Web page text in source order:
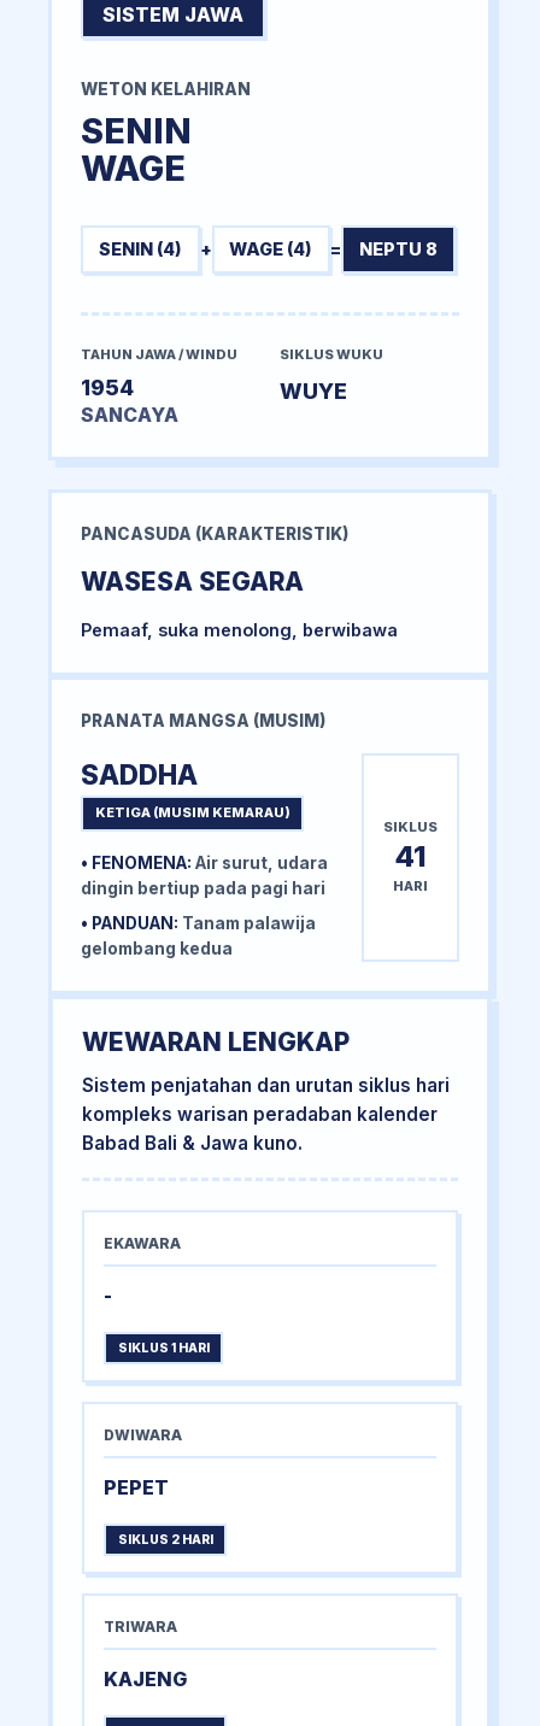
SISTEM JAWA
WETON KELAHIRAN
SENIN
WAGE
SENIN (4) + WAGE (4) = NEPTU 8
TAHUN JAWA / WINDU
1954
SANCAYA
SIKLUS WUKU
WUYE
PANCASUDA (KARAKTERISTIK)
WASESA SEGARA
Pemaaf, suka menolong, berwibawa
PRANATA MANGSA (MUSIM)
SADDHA
KETIGA (MUSIM KEMARAU)
• FENOMENA: Air surut, udara
dingin bertiup pada pagi hari
• PANDUAN: Tanam palawija
gelombang kedua
SIKLUS
41
HARI
WEWARAN LENGKAP
Sistem penjatahan dan urutan siklus hari
kompleks warisan peradaban kalender
Babad Bali & Jawa kuno.
EKAWARA
-
SIKLUS 1 HARI
DWIWARA
PEPET
SIKLUS 2 HARI
TRIWARA
KAJENG